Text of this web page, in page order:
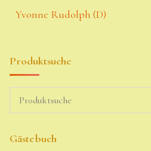
Yvonne Rudolph (D)
Produktsuche
Gästebuch